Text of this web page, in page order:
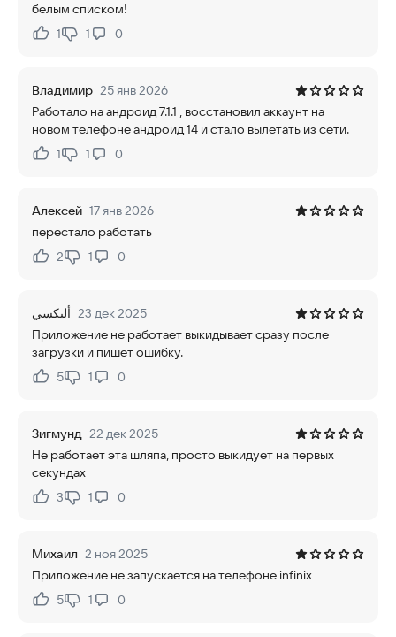
белым списком!
Нравится:
1Не нравится:
1 0
Владимир 25 янв 2026
Работало на андроид 7.1.1 , восстановил аккаунт на
новом телефоне андроид 14 и стало вылетать из сети.
Нравится:
1Не нравится:
1 0
Алексей 17 янв 2026
перестало работать
Нравится:
2Не нравится:
1 0
أليكسي 23 дек 2025
Приложение не работает выкидывает сразу после
загрузки и пишет ошибку.
Нравится:
5Не нравится:
1 0
Зигмунд 22 дек 2025
Не работает эта шляпа, просто выкидует на первых
секундах
Нравится:
3Не нравится:
1 0
Михаил 2 ноя 2025
Приложение не запускается на телефоне infinix
Нравится:
5Не нравится:
1 0